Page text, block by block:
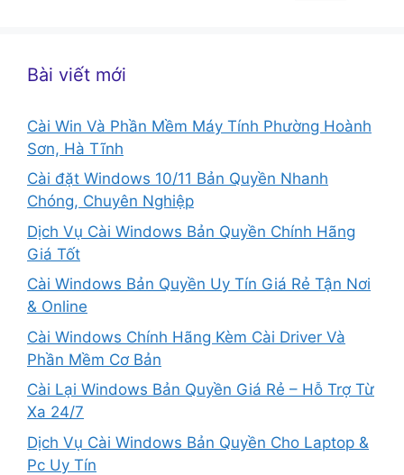
Bài viết mới
Cài Win Và Phần Mềm Máy Tính Phường Hoành
Sơn, Hà Tĩnh
Cài đặt Windows 10/11 Bản Quyền Nhanh
Chóng, Chuyên Nghiệp
Dịch Vụ Cài Windows Bản Quyền Chính Hãng
Giá Tốt
Cài Windows Bản Quyền Uy Tín Giá Rẻ Tận Nơi
& Online
Cài Windows Chính Hãng Kèm Cài Driver Và
Phần Mềm Cơ Bản
Cài Lại Windows Bản Quyền Giá Rẻ – Hỗ Trợ Từ
Xa 24/7
Dịch Vụ Cài Windows Bản Quyền Cho Laptop &
Pc Uy Tín